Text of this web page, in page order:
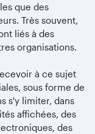
que des
Très souvent,
liés à des
organisations.
à ce sujet
sous forme de
s'y limiter, dans
affichées, des
des